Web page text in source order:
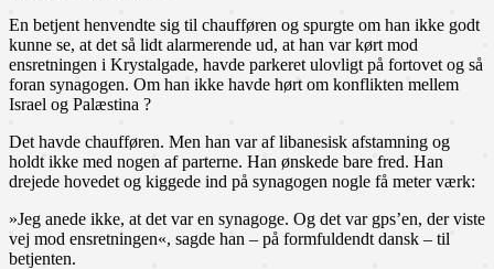
En betjent henvendte sig til chaufføren og spurgte om han ikke godt
kunne se, at det så lidt alarmerende ud, at han var kørt mod
ensretningen i Krystalgade, havde parkeret ulovligt på fortovet og så
foran synagogen. Om han ikke havde hørt om konflikten mellem
Israel og Palæstina ?
Det havde chaufføren. Men han var af libanesisk afstamning og
holdt ikke med nogen af parterne. Han ønskede bare fred. Han
drejede hovedet og kiggede ind på synagogen nogle få meter værk:
»Jeg anede ikke, at det var en synagoge. Og det var gps’en, der viste
vej mod ensretningen«, sagde han – på formfuldendt dansk – til
betjenten.